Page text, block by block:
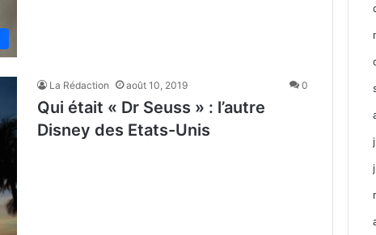
La Rédaction août 10, 2019 0
Qui était « Dr Seuss » : l’autre
Disney des Etats-Unis